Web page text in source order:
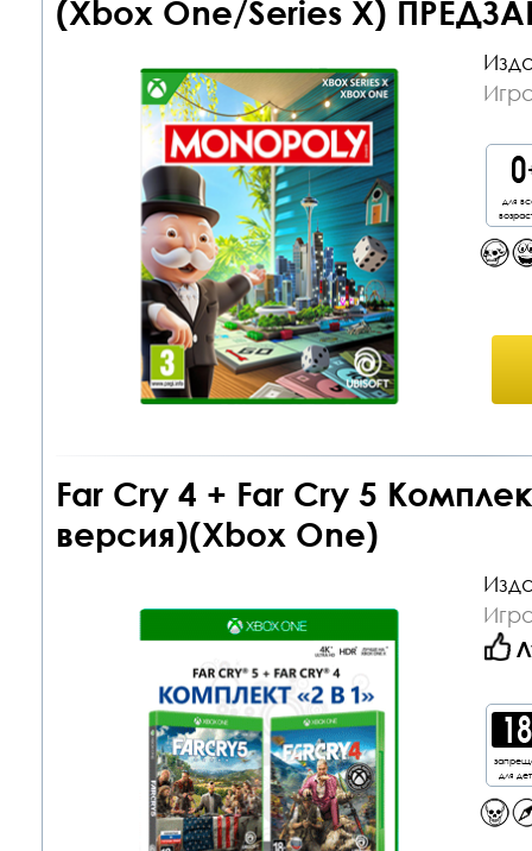
(Xbox One/Series X)
для
Far Cry 4 + Far Cry 5
версия)(Xbox One)
для